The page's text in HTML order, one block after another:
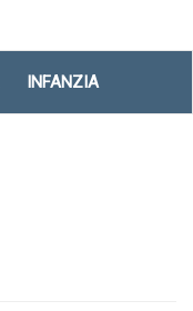
INFANZIA